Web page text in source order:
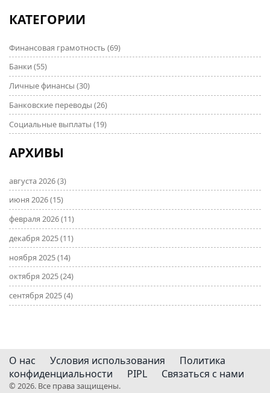
КАТЕГОРИИ
Финансовая грамотность (69)
Банки (55)
Личные финансы (30)
Банковские переводы (26)
Социальные выплаты (19)
АРХИВЫ
августа 2026(3)
июня 2026(15)
февраля 2026(11)
декабря 2025(11)
ноября 2025(14)
октября 2025(24)
сентября 2025(4)
О нас Условия использования
Политика
конфиденциальности
PIPL Связаться с нами
© 2026. Все права защищены.